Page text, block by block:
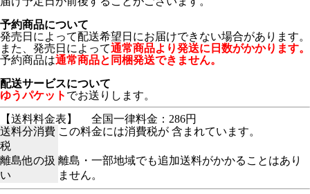
予約商品について
発売日によって配送希望日にお届けできない場合があります。
また、発売日によって通常商品より発送に日数がかかります。
予約商品は通常商品と同梱発送できません。
配送サービスについて
ゆうパケット でお送りします。
【送料料金表】
全国一律料金：286円
送料分消費
税
この料金には消費税が 含まれています。
離島他の扱
い
離島・一部地域でも追加送料がかかることはあり
ません。